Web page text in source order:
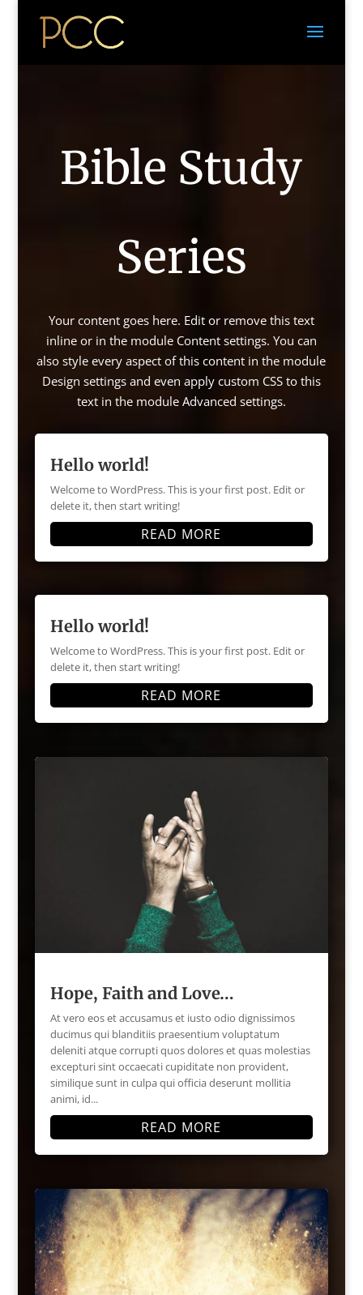
Bible Study
Series
Your content goes here. Edit or remove this text
inline or in the module Content settings. You can
also style every aspect of this content in the module
Design settings and even apply custom CSS to this
text in the module Advanced settings.
Hello world!
Welcome to WordPress. This is your first post. Edit or
delete it, then start writing!
READ MORE
Hello world!
Welcome to WordPress. This is your first post. Edit or
delete it, then start writing!
READ MORE
Hope, Faith and Love…
At vero eos et accusamus et iusto odio dignissimos
ducimus qui blanditiis praesentium voluptatum
deleniti atque corrupti quos dolores et quas molestias
excepturi sint occaecati cupiditate non provident,
similique sunt in culpa qui officia deserunt mollitia
animi, id...
READ MORE